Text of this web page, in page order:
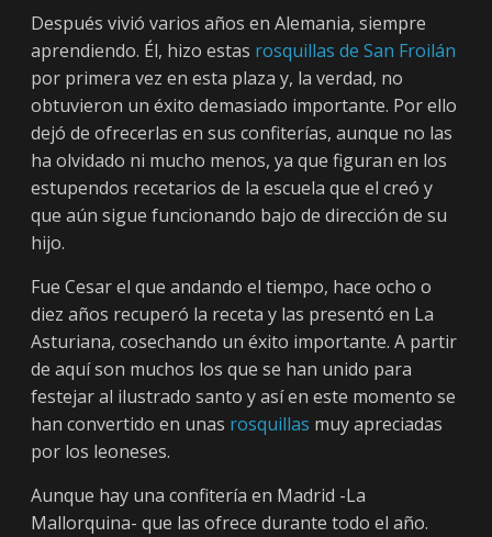
Después vivió varios años en Alemania, siempre
aprendiendo. Él, hizo estas rosquillas de San Froilán
por primera vez en esta plaza y, la verdad, no
obtuvieron un éxito demasiado importante. Por ello
dejó de ofrecerlas en sus confiterías, aunque no las
ha olvidado ni mucho menos, ya que figuran en los
estupendos recetarios de la escuela que el creó y
que aún sigue funcionando bajo de dirección de su
hijo.
Fue Cesar el que andando el tiempo, hace ocho o
diez años recuperó la receta y las presentó en La
Asturiana, cosechando un éxito importante. A partir
de aquí son muchos los que se han unido para
festejar al ilustrado santo y así en este momento se
han convertido en unas rosquillas muy apreciadas
por los leoneses.
Aunque hay una confitería en Madrid -La
Mallorquina- que las ofrece durante todo el año.